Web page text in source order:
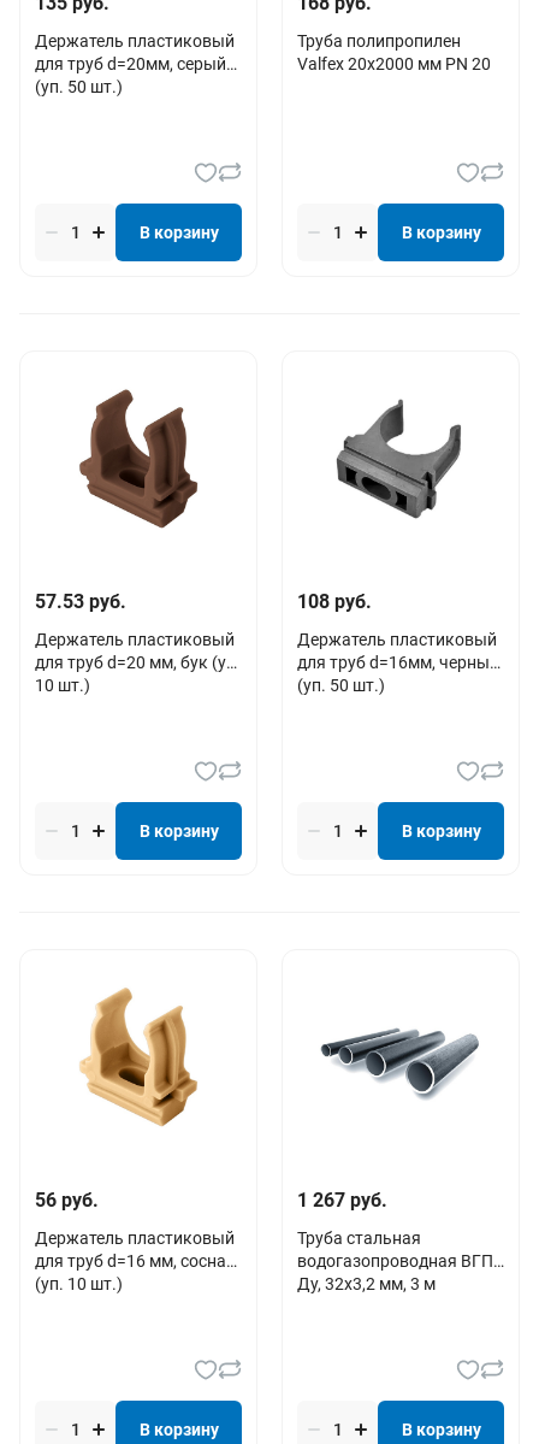
Держатель пластиковый
для труб d=20мм, серый
(уп. 50 шт.)
В корзину
Труба полипропилен
Valfex 20х2000 мм PN 20
В корзину
57.53 руб.
Держатель пластиковый
для труб d=20 мм, бук (уп.
10 шт.)
В корзину
108 руб.
Держатель пластиковый
для труб d=16мм, черный
(уп. 50 шт.)
В корзину
56 руб.
Держатель пластиковый
для труб d=16 мм, сосна
(уп. 10 шт.)
В корзину
1 267 руб.
Труба стальная
водогазопроводная ВГП
Дy, 32х3,2 мм, 3 м
В корзину